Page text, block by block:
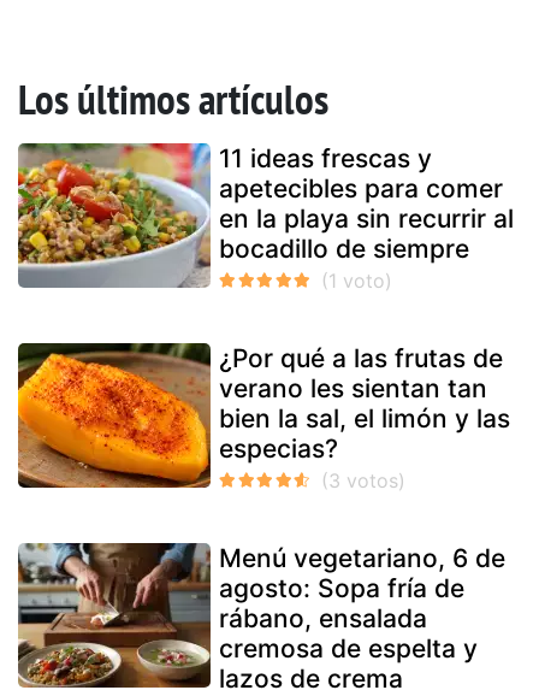
Los últimos artículos
11 ideas frescas y
apetecibles para comer
en la playa sin recurrir al
bocadillo de siempre
¿Por qué a las frutas de
verano les sientan tan
bien la sal, el limón y las
especias?
Menú vegetariano, 6 de
agosto: Sopa fría de
rábano, ensalada
cremosa de espelta y
lazos de crema